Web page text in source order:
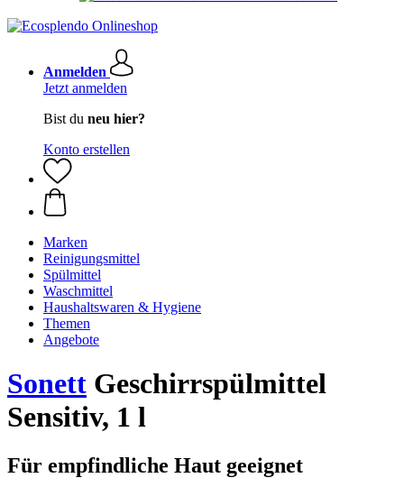
Anmelden
Jetzt anmelden
Bist du neu hier?
Konto erstellen
Marken
Reinigungsmittel
Spülmittel
Waschmittel
Haushaltswaren & Hygiene
Themen
Angebote
Sonett Geschirrspülmittel
Sensitiv, 1 l
Für empfindliche Haut geeignet